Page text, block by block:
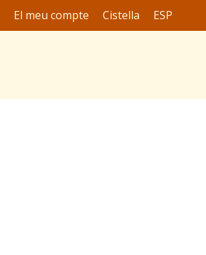
El meu compte Cistella ESP